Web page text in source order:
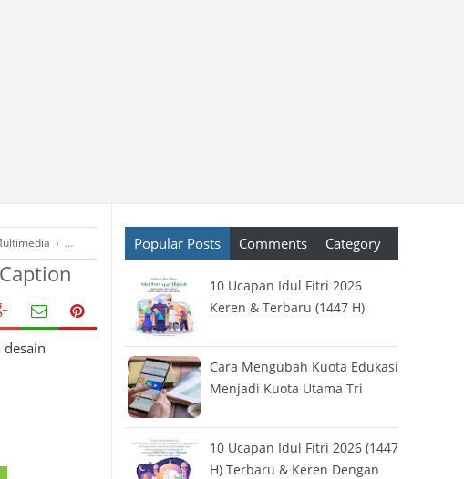
› Template Twibbon › Twibbon Online›Twibbonize›Ucapan Selamat
Popular Posts Comments Category
10 Ucapan Idul Fitri 2026
Keren & Terbaru (1447 H)
Cara Mengubah Kuota Edukasi
Menjadi Kuota Utama Tri
10 Ucapan Idul Fitri 2026 (1447
H) Terbaru & Keren Dengan